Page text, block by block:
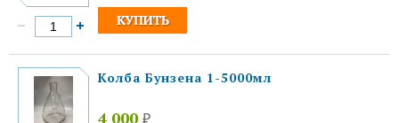
Колба Бунзена 1-5000мл
4 000 ₽